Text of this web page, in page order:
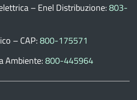
– Enel Distribuzione:803-
– CAP:800-175571
Ambiente:800-445964